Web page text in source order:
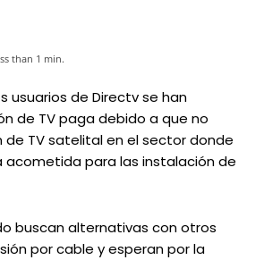
than 1 min.
usuarios de Directv se han
de TV paga debido a que no
TV satelital en el sector donde
acometida para las instalación de
buscan alternativas con otros
por cable y esperan por la